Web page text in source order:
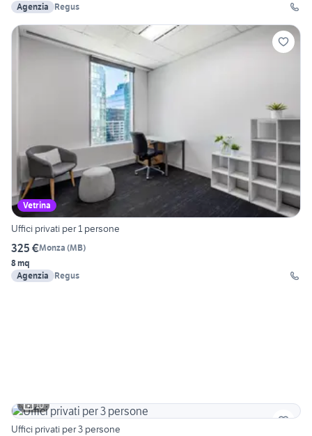
Agenzia
Regus
Vetrina
Uffici privati per 1 persone
325 €Monza (MB)
8 mq
Agenzia
Regus
10
Uffici privati per 3 persone